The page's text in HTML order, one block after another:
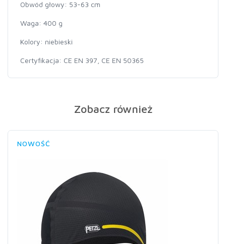
Obwód głowy: 53-63 cm
Waga: 400 g
Kolory: niebieski
Certyfikacja: CE EN 397, CE EN 50365
Zobacz również
NOWOŚĆ